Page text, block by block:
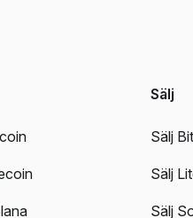
Sälj
Sälj
Sälj
Sälj